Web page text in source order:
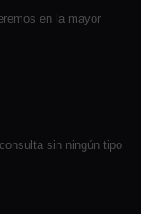
en la mayor
sin ningún tipo